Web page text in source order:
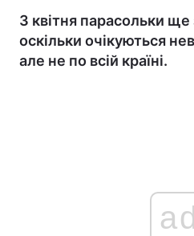
3 квітня парасольки
оскільки очікуються
але не по всій країні.